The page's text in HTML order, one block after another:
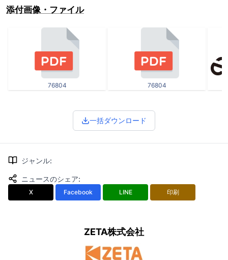
添付画像・ファイル
76804 76804
一括ダウンロード
ジャンル:
ニュースのシェア:
X Facebook LINE 印刷
ZETA株式会社